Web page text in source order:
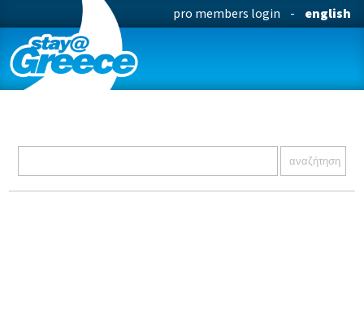
pro members login - english